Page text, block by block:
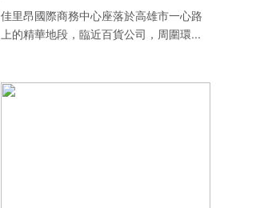
佳里昂國際商務中心座落於高雄市一心路
上的精華地段，臨近百貨公司，周圍環...